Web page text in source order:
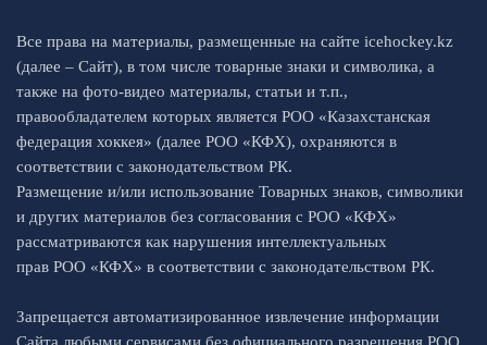
Все права на материалы, размещенные на сайте icehockey.kz
(далее – Сайт), в том числе товарные знаки и символика, а
также на фото-видео материалы, статьи и т.п.,
правообладателем которых является РОО «Казахстанская
федерация хоккея» (далее РОО «КФХ), охраняются в
соответствии с законодательством РК.
Размещение и/или использование Товарных знаков, символики
и других материалов без согласования с РОО «КФХ»
рассматриваются как нарушения интеллектуальных
прав РОО «КФХ» в соответствии с законодательством РК.
Запрещается автоматизированное извлечение информации